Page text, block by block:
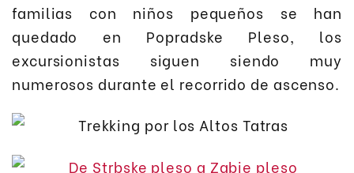
familias con niños pequeños se han
quedado en Popradske Pleso, los
excursionistas siguen siendo muy
numerosos durante el recorrido de ascenso.